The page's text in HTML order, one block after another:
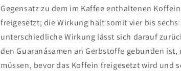
Gegensatz zu dem im Kaffee enthaltenen
freigesetzt; die Wirkung hält somit vier bis sechs
unterschiedliche Wirkung lässt sich darauf
den Guaranásamen an Gerbstoffe gebunden
müssen, bevor das Koffein freigesetzt wird und